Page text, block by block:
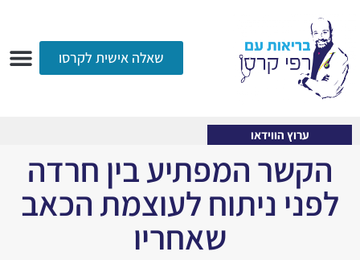
שאלה אישית לקרסו
ערוץ הווידאו
הקשר המפתיע בין חרדה
לפני ניתוח לעוצמת הכאב
שאחריו